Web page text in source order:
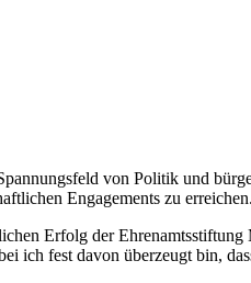
von Politik und
Engagements zu erreichen.
Erfolg der
fest davon überzeugt bin,